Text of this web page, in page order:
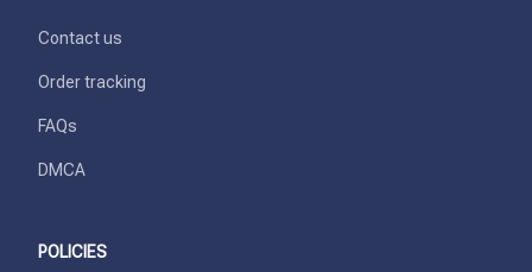
Contact us
Order tracking
FAQs
DMCA
POLICIES